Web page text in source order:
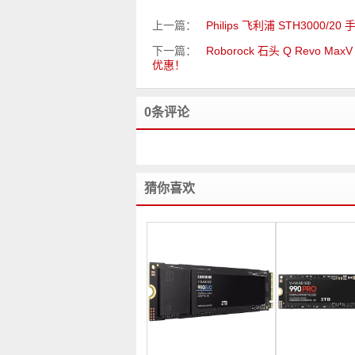
上一篇：
Philips 飞利浦 STH3000/20
下一篇：
Roborock 石头 Q Revo
优惠！
0条评论
猜你喜欢